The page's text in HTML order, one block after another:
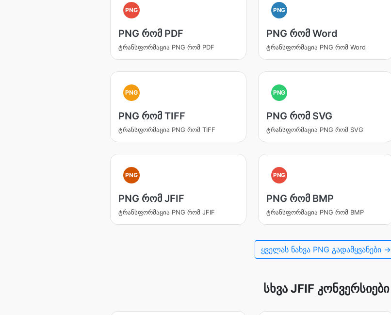
PNG
PNG რომ PDF
ტრანსფორმაცია PNG რომ PDF
PNG
PNG რომ Word
ტრანსფორმაცია PNG რომ Word
PNG
PNG რომ TIFF
ტრანსფორმაცია PNG რომ TIFF
PNG
PNG რომ SVG
ტრანსფორმაცია PNG რომ SVG
PNG
PNG რომ JFIF
ტრანსფორმაცია PNG რომ JFIF
PNG
PNG რომ BMP
ტრანსფორმაცია PNG რომ BMP
ყველას ნახვა PNG გადამყვანები →
სხვა JFIF კონვერსიები